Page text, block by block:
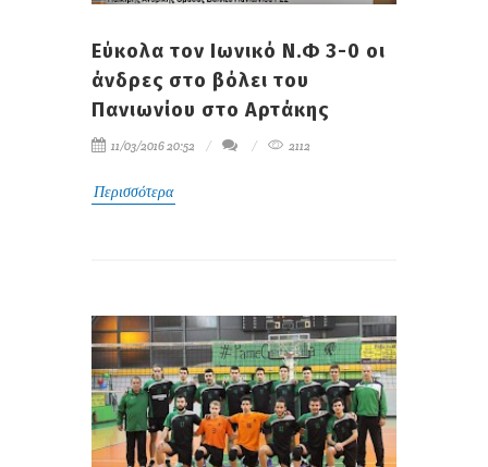
Εύκολα τον Ιωνικό Ν.Φ 3-0 οι
άνδρες στο βόλει του
Πανιωνίου στο Αρτάκης
11/03/2016 20:52 2112
Περισσότερα